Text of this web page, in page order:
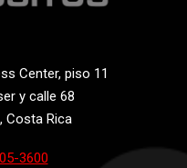
Center, piso 11
y calle 68
Costa Rica
3600